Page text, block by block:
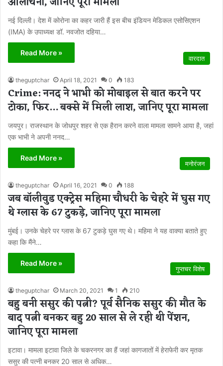
नई दिल्ली। देश में कोरोना का कहर जारी हैं इस बीच इंडियन मेडिकल एसोसिएशन
(IMA) के उपाध्यक्ष डॉ. नवजोत दहिया…
Read More »
वारदात
theguptchar April 18, 2021 0 183
Crime: ननद ने भाभी को मोबाइल से बात करने पर
टोका, फिर… बक्से में मिली लाश, जानिए पूरा मामला
जयपुर। राजस्थान के जोधपुर शहर से एक हैरान करने वाला मामला सामने आया है, जहां
एक भाभी ने अपनी ननद…
Read More »
मनोरंजन
theguptchar April 16, 2021 0 188
जब बॉलीवुड एक्ट्रेस महिमा चौधरी के चेहरे में घुस गए
थे ग्लास के 67 टुकड़े, जानिए पूरा मामला
मुंबई। उनके चेहरे पर ग्लास के 67 टुकड़े घुस गए थे। महिमा ने यह वाक्या बताते हुए
कहा कि मैंने…
Read More »
गुप्तचर विशेष
theguptchar March 20, 2021 1 210
बहु बनी ससुर की पत्नी? पूर्व सैनिक ससुर की मौत के
बाद पत्नी बनकर बहु 20 साल से ले रही थी पेंशन,
जानिए पूरा मामला
इटावा। मामला इटावा जिले के चकरनगर का हैं जहां कागजातों में हेराफेरी कर मृतक
ससुर की पत्नी बनकर 20 साल से अधिक…